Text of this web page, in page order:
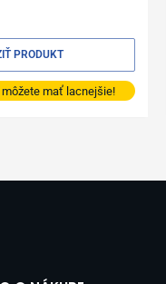
mať lacnejšie!
PRODUKT